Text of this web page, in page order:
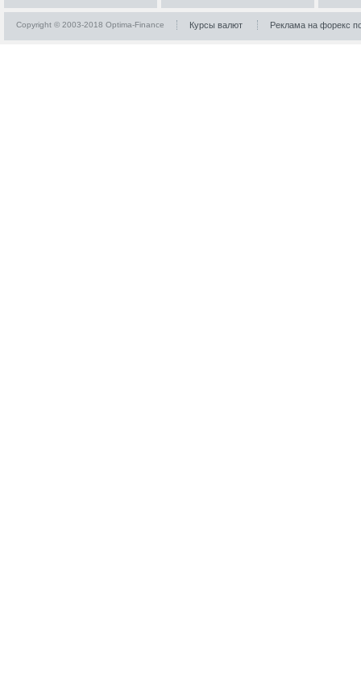
Copyright © 2003-2018 Optima-Finance Курсы валют Реклама на форекс